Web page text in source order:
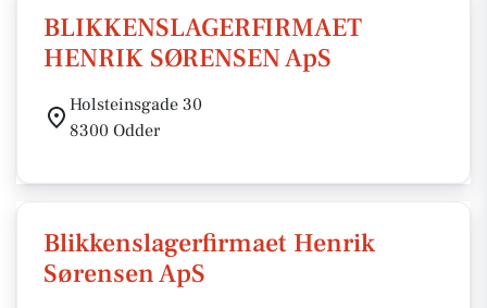
BLIKKENSLAGERFIRMAET
HENRIK SØRENSEN ApS
Holsteinsgade 30
8300 Odder
Blikkenslagerfirmaet Henrik
Sørensen ApS